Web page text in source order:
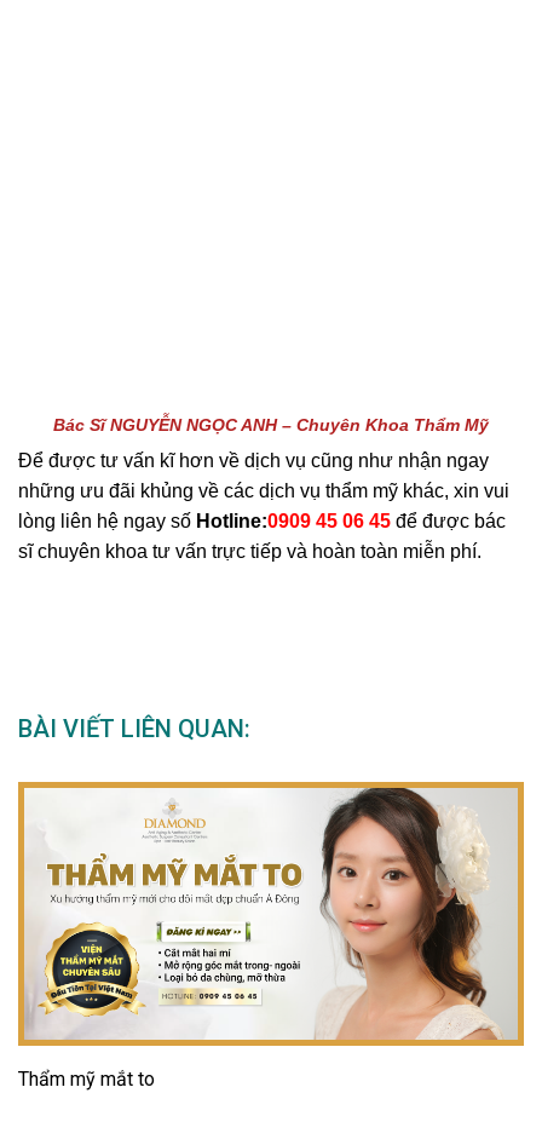
Bác Sĩ NGUYỄN NGỌC ANH – Chuyên Khoa Thẩm Mỹ
Để được tư vấn kĩ hơn về dịch vụ cũng như nhận ngay
những ưu đãi khủng về các dịch vụ thẩm mỹ khác, xin vui
lòng liên hệ ngay số Hotline:0909 45 06 45 để được bác
sĩ chuyên khoa tư vấn trực tiếp và hoàn toàn miễn phí.
BÀI VIẾT LIÊN QUAN:
Thẩm mỹ mắt to